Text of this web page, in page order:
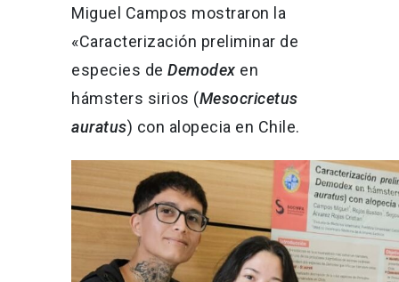
Miguel Campos mostraron la
«Caracterización preliminar de
especies de Demodex en
hámsters sirios (Mesocricetus
auratus) con alopecia en Chile.